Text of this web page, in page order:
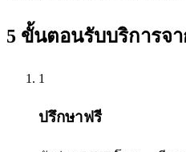
5 ขั้นตอนรับบริการจ
1
ปรึกษาฟรี